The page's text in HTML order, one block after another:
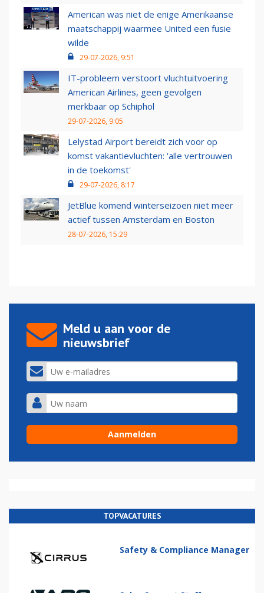
American was niet de enige Amerikaanse
maatschappij waarmee United een fusie
wilde
29-07-2026, 9:51
IT-probleem verstoort vluchtuitvoering
American Airlines, geen gevolgen
merkbaar op Schiphol
29-07-2026, 9:05
Lelystad Airport bereidt zich voor op
komst vakantievluchten: 'alle vertrouwen
in de toekomst'
29-07-2026, 8:17
JetBlue komend winterseizoen niet meer
actief tussen Amsterdam en Boston
28-07-2026, 15:29
Meld u aan voor de
nieuwsbrief
TOPVACATURES
Safety & Compliance Manager